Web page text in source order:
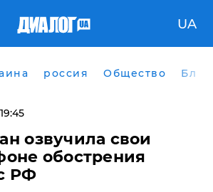
UA
россия Общество
озвучила свои
обострения
РФ